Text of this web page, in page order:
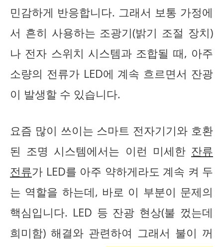
민감하게 반응합니다. 그래서 보통 가정에
서 흔히 사용하는 조광기(밝기 조절 장치)
나 전자 스위치 시스템과 조합될 때, 아주
소량의 전류가 LED에 계속 흐르면서 잔광
이 발생할 수 있습니다.
요즘 많이 쓰이는 스마트 전자기기와 호환
된 조명 시스템에서는 이런 미세한 잔류
전류가 LED를 아주 약하게라도 계속 켜 두
는 역할을 하는데, 바로 이 부분이 문제의
핵심입니다. LED 등 잔광 현상(불 껐는데
희미함) 해결와 관련하여 그래서 불이 꺼